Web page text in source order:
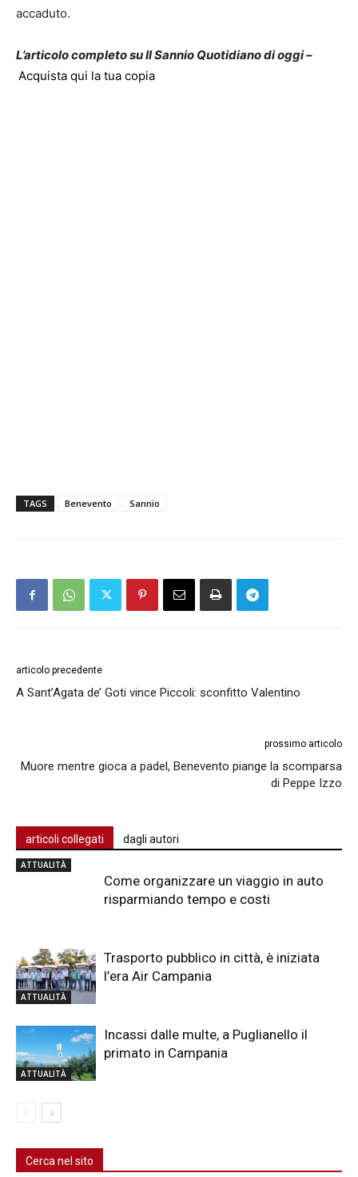
accaduto.
L’articolo completo su Il Sannio Quotidiano di oggi –
Acquista qui la tua copia
TAGS Benevento Sannio
articolo precedente
A Sant’Agata de’ Goti vince Piccoli: sconfitto Valentino
prossimo articolo
Muore mentre gioca a padel, Benevento piange la scomparsa
di Peppe Izzo
articoli collegati dagli autori
ATTUALITÀ
Come organizzare un viaggio in auto
risparmiando tempo e costi
ATTUALITÀ
Trasporto pubblico in città, è iniziata
l’era Air Campania
ATTUALITÀ
Incassi dalle multe, a Puglianello il
primato in Campania
Cerca nel sito